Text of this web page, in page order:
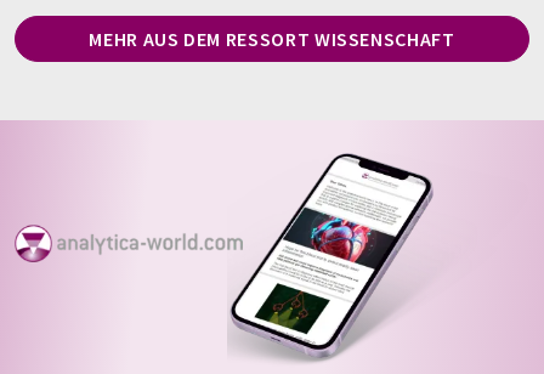
MEHR AUS DEM RESSORT WISSENSCHAFT